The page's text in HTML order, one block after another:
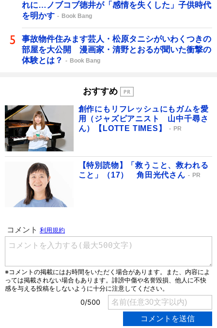
れに…ノブコブ徳井が「感情を失くした」子供時代
を明かす
Book Bang
事故物件住みます芸人・松原タニシがいわくつきの
部屋を大公開 漫画家・清野とおるが聞いた衝撃の
体験とは？
Book Bang
おすすめ
創作にもリフレッシュにもガムを愛
用（ジャズピアニスト 山中千尋さ
ん）【LOTTE TIMES】
PR
【特別読物】「救うこと、救われる
こと」（17） 角田光代さん
PR